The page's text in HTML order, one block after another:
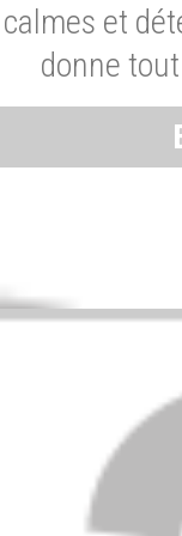
calmes et
donne